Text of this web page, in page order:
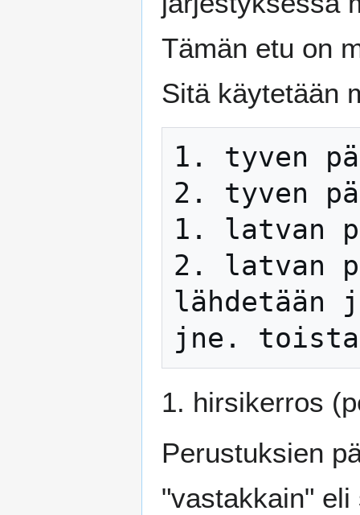
Tämän etu on
Sitä käytetään
1. tyven
2. tyven
1. latvan
2. latvan
lähdetään
1. hirsikerros
Perustuksien
"vastakkain"